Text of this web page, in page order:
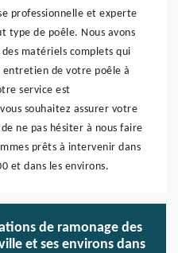
professionnelle et experte
type de poêle. Nous avons
matériels complets qui
de votre poêle à
service est
souhaitez assurer votre
ne pas hésiter à nous faire
prêts à intervenir dans
et dans les environs.
de ramonage des
et ses environs dans